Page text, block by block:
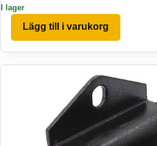
I lager
Lägg till i varukorg